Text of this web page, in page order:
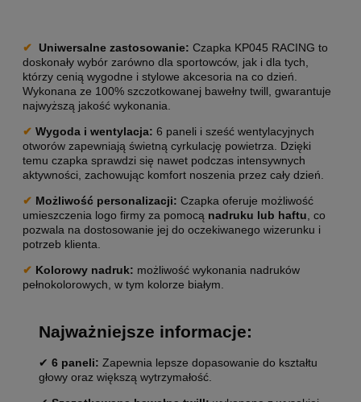
✔ Uniwersalne zastosowanie: Czapka KP045 RACING to
doskonały wybór zarówno dla sportowców, jak i dla tych,
którzy cenią wygodne i stylowe akcesoria na co dzień.
Wykonana ze 100% szczotkowanej bawełny twill, gwarantuje
najwyższą jakość wykonania.
✔ Wygoda i wentylacja: 6 paneli i sześć wentylacyjnych
otworów zapewniają świetną cyrkulację powietrza. Dzięki
temu czapka sprawdzi się nawet podczas intensywnych
aktywności, zachowując komfort noszenia przez cały dzień.
✔ Możliwość personalizacji: Czapka oferuje możliwość
umieszczenia logo firmy za pomocą nadruku lub haftu , co
pozwala na dostosowanie jej do oczekiwanego wizerunku i
potrzeb klienta.
✔ Kolorowy nadruk: możliwość wykonania nadruków
pełnokolorowych, w tym kolorze białym.
Najważniejsze informacje:
✔ 6 paneli: Zapewnia lepsze dopasowanie do kształtu
głowy oraz większą wytrzymałość.